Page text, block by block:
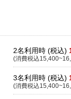
2名利用時 (税込)
(消費税込
3名利用時 (税込)
(消費税込